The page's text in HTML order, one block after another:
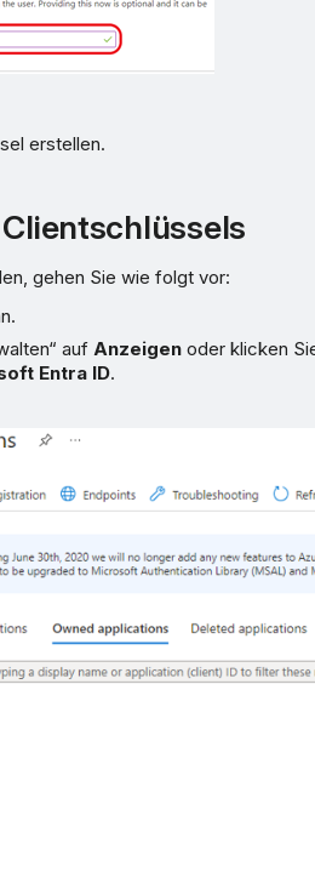
erstellen.
gehen Sie wie folgt vor:
aufAnzeigen oder klicken
Entra ID.